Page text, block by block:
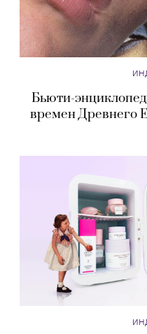
Бьюти-
времен Древнего